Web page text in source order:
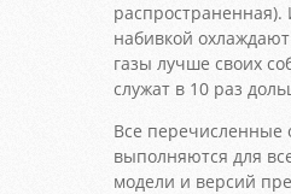
распространенная).
набивкой
газы лучше своих
служат в 10 раз
Все перечисленные
выполняются для
модели и версий